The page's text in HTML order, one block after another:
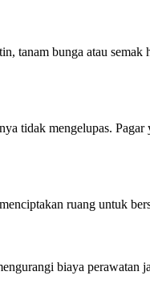
bunga atau semak
tidak mengelupas.
ruang untuk
biaya